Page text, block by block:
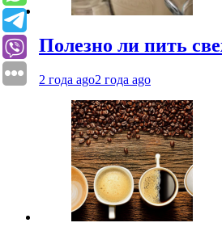
Полезно ли пить
2 года ago2 года ago